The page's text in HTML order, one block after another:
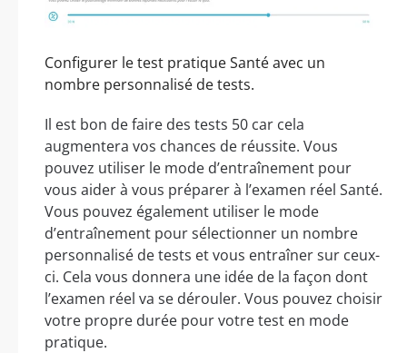
Configurer le test pratique Santé avec un
nombre personnalisé de tests.
Il est bon de faire des tests 50 car cela
augmentera vos chances de réussite. Vous
pouvez utiliser le mode d’entraînement pour
vous aider à vous préparer à l’examen réel Santé.
Vous pouvez également utiliser le mode
d’entraînement pour sélectionner un nombre
personnalisé de tests et vous entraîner sur ceux-
ci. Cela vous donnera une idée de la façon dont
l’examen réel va se dérouler. Vous pouvez choisir
votre propre durée pour votre test en mode
pratique.